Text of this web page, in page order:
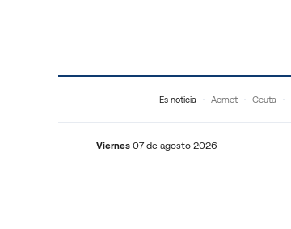
Es noticia Aemet Ceuta
Viernes 07 de agosto 2026